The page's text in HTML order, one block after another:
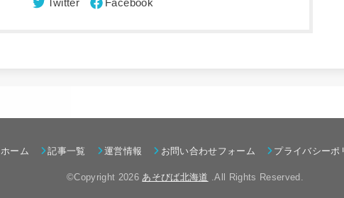
ホーム 記事一覧 運営情報 お問い合わせフォーム プライバシーポ
©Copyright 2026あそびば北海道 .All Rights Reserved.